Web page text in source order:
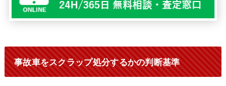
事故車をスクラップ処分するかの判断基準